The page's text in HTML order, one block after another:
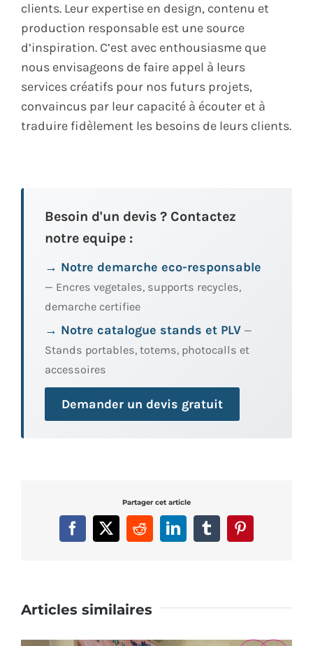
clients. Leur expertise en design, contenu et
production responsable est une source
d’inspiration. C’est avec enthousiasme que
nous envisageons de faire appel à leurs
services créatifs pour nos futurs projets,
convaincus par leur capacité à écouter et à
traduire fidèlement les besoins de leurs clients.​
Besoin d'un devis ? Contactez
notre equipe :
→ Notre demarche eco-responsable
— Encres vegetales, supports recycles,
demarche certifiee
→ Notre catalogue stands et PLV —
Stands portables, totems, photocalls et
accessoires
Demander un devis gratuit
Partager cet article
Facebook
X RedditLinkedInTumblrPinterest
Articles similaires